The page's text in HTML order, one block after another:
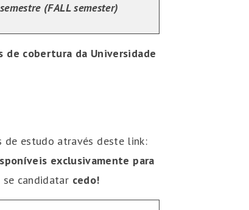
(FALL semester)
de cobertura da Universidade
de estudo através deste link:
exclusivamente para
candidatar cedo!